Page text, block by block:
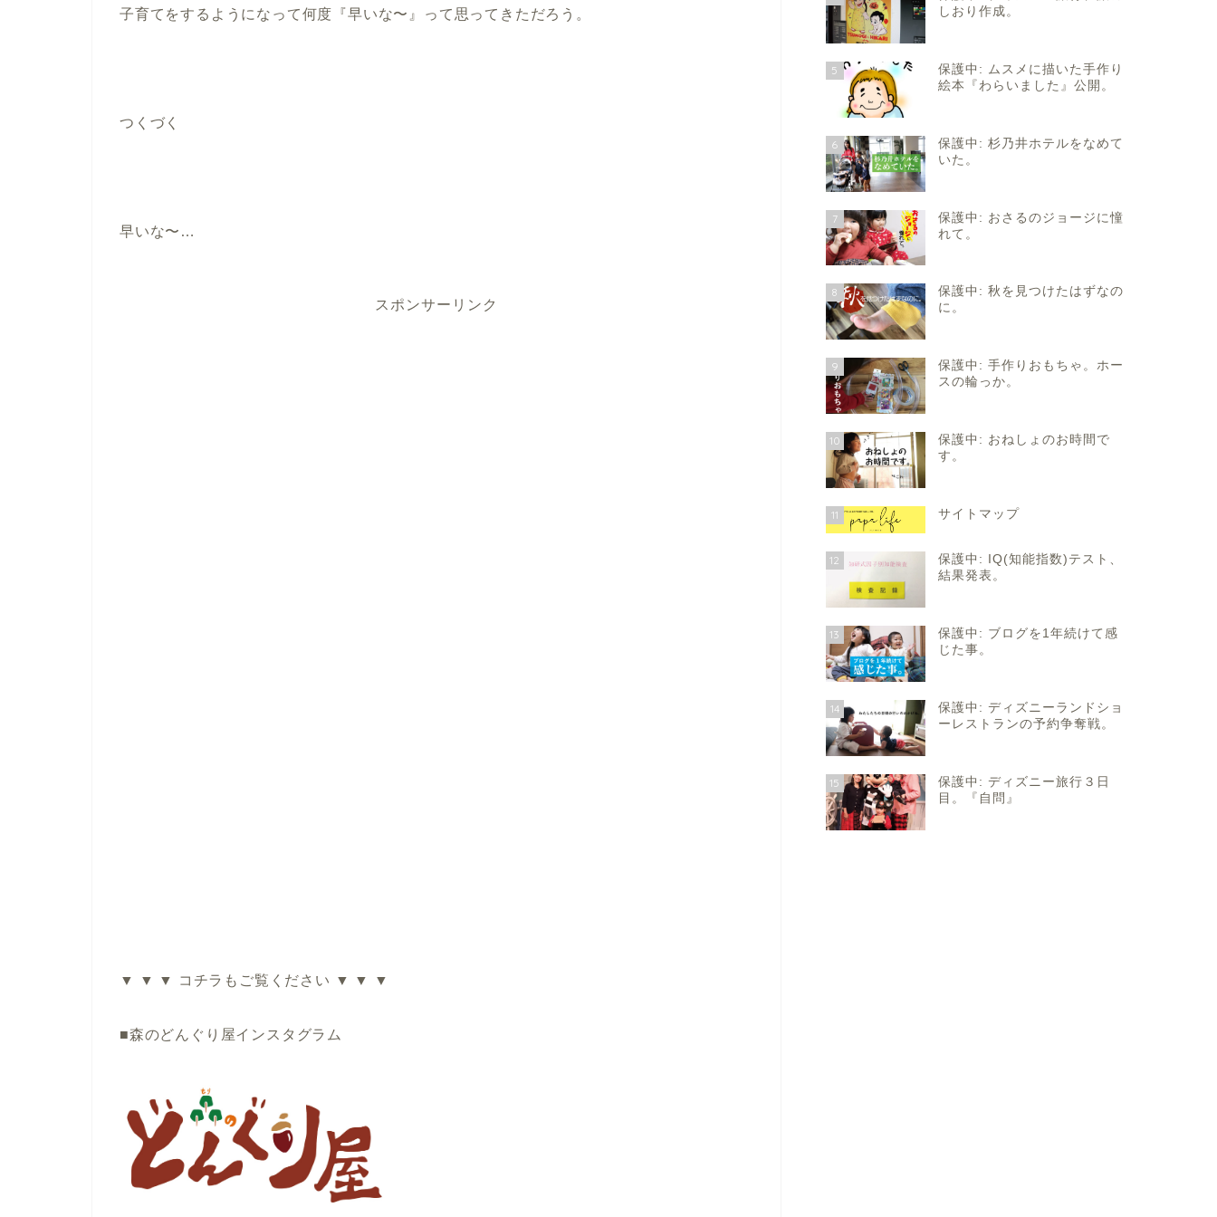
子育てをするようになって何度『早いな〜』って思ってきただろう。
つくづく
早いな〜…
スポンサーリンク
▼ ▼ ▼ コチラもご覧ください ▼ ▼ ▼
■森のどんぐり屋インスタグラム
しおり作成。
5
保護中: ムスメに描いた手作り
絵本『わらいました』公開。
6
保護中: 杉乃井ホテルをなめて
いた。
7
保護中: おさるのジョージに憧
れて。
8
保護中: 秋を見つけたはずなの
に。
9
保護中: 手作りおもちゃ。ホー
スの輪っか。
10
保護中: おねしょのお時間で
す。
11 サイトマップ
12
保護中: IQ(知能指数)テスト、
結果発表。
13
保護中: ブログを1年続けて感
じた事。
14
保護中: ディズニーランドショ
ーレストランの予約争奪戦。
15
保護中: ディズニー旅行３日
目。『自問』